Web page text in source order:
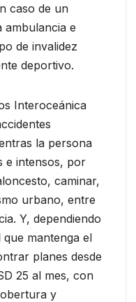
caso de un
e
de invalidez
deportivo.
Interoceánica
la persona
e intensos, por
caminar,
urbano, entre
Y, dependiendo
mantenga el
planes desde
25 al mes, con
y